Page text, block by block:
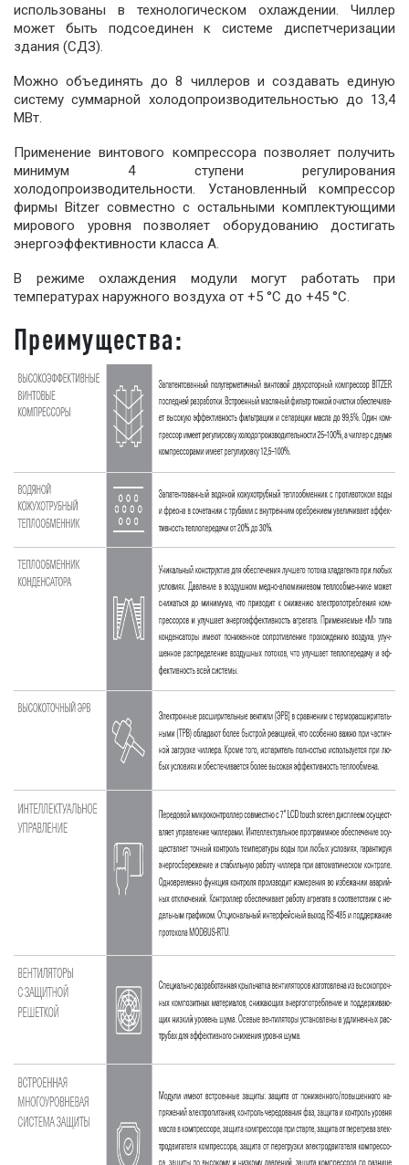
использованы в технологическом охлаждении. Чиллер
может быть подсоединен к системе диспетчеризации
здания (СДЗ).
Можно объединять до 8 чиллеров и создавать единую
систему суммарной холодопроизводительностью до 13,4
МВт.
Применение винтового компрессора позволяет получить
минимум 4 ступени регулирования
холодопроизводительности. Установленный компрессор
фирмы Bitzer совместно с остальными комплектующими
мирового уровня позволяет оборудованию достигать
энергоэффективности класса А.
В режиме охлаждения модули могут работать при
температурах наружного воздуха от +5 °С до +45 °С.
Преимущества: